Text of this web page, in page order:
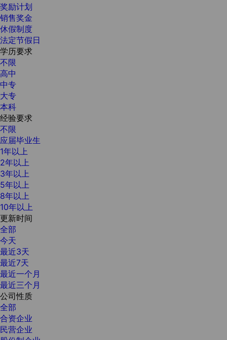
奖励计划
销售奖金
休假制度
法定节假日
学历要求
不限
高中
中专
大专
本科
经验要求
不限
应届毕业生
1年以上
2年以上
3年以上
5年以上
8年以上
10年以上
更新时间
全部
今天
最近3天
最近7天
最近一个月
最近三个月
公司性质
全部
合资企业
民营企业